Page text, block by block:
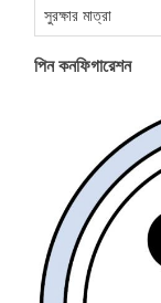
সুরক্ষার মাত্রা
পিন কনফিগারেশন